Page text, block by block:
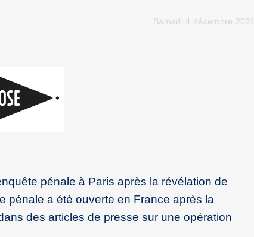
Samedi 4 décembre 2021
pénale à Paris après la révélation de
pénale a été ouverte en France après la
des articles de presse sur une opération